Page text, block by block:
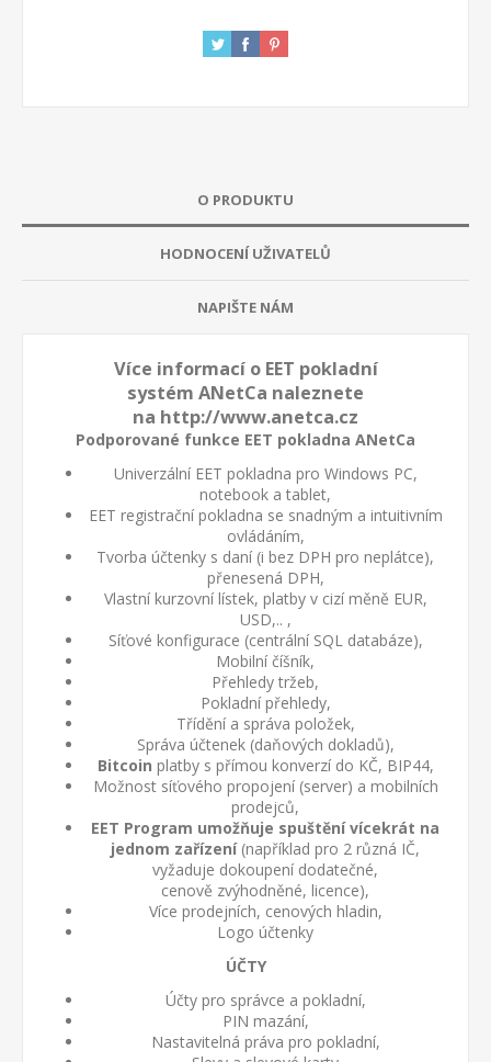
O PRODUKTU
HODNOCENÍ UŽIVATELŮ
NAPIŠTE NÁM
Více informací o EET pokladní
systém ANetCa naleznete
na http://www.anetca.cz
Podporované funkce EET pokladna ANetCa
Univerzální EET pokladna pro Windows PC,
notebook a tablet,
EET registrační pokladna se snadným a intuitivním
ovládáním,
Tvorba účtenky s daní (i bez DPH pro neplátce),
přenesená DPH,
Vlastní kurzovní lístek, platby v cizí měně EUR,
USD,.. ,
Síťové konfigurace (centrální SQL databáze),
Mobilní číšník,
Přehledy tržeb,
Pokladní přehledy,
Třídění a správa položek,
Správa účtenek (daňových dokladů),
Bitcoin platby s přímou konverzí do KČ, BIP44,
Možnost síťového propojení (server) a mobilních
prodejců,
EET Program umožňuje spuštění vícekrát na
jednom zařízení(například pro 2 různá IČ,
vyžaduje dokoupení dodatečné,
cenově zvýhodněné, licence),
Více prodejních, cenových hladin,
Logo účtenky
ÚČTY
Účty pro správce a pokladní,
PIN mazání,
Nastavitelná práva pro pokladní,